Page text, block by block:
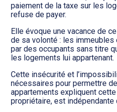
paiement de la taxe sur les
refuse de payer.
Elle évoque une vacance de
de sa volonté : les
par des occupants sans titre
les logements lui appartenant.
Cette insécurité et
nécessaires pour permettre
appartements expliquent
propriétaire, est indépendante